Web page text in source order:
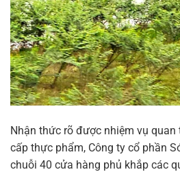
Nhận thức rõ được nhiệm vụ
cấp thực phẩm, Công ty cổ phần
chuỗi 40 cửa hàng phủ khắp các